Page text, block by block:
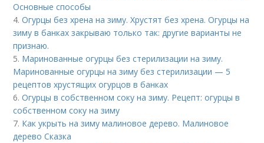
Основные способы
4.Огурцы без хрена на зиму. Хрустят без хрена. Огурцы на
зиму в банках закрываю только так: другие варианты не
признаю.
5. Маринованные огурцы без стерилизации на зиму.
Маринованные огурцы на зиму без стерилизации — 5
рецептов хрустящих огурцов в банках
6.Огурцы в собственном соку на зиму. Рецепт: огурцы в
собственном соку на зиму
7. Как укрыть на зиму малиновое дерево. Малиновое
дерево Сказка